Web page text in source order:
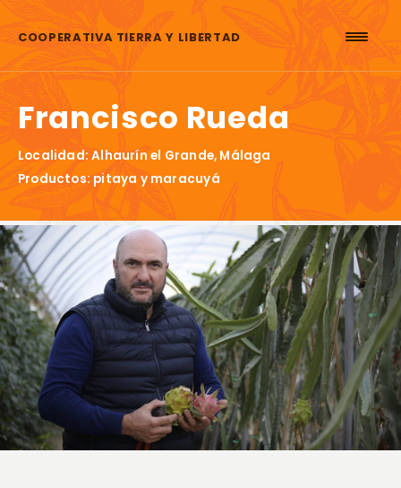
COOPERATIVA TIERRA Y LIBERTAD
Francisco Rueda
Localidad: Alhaurín el Grande, Málaga
Productos: pitaya y maracuyá